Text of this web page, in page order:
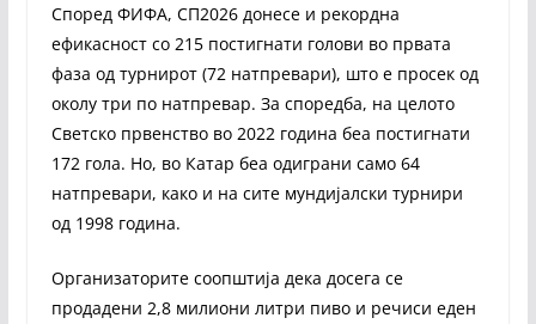
Според ФИФА, СП2026 донесе и рекордна
ефикасност со 215 постигнати голови во првата
фаза од турнирот (72 натпревари), што е просек од
околу три по натпревар. За споредба, на целото
Светско првенство во 2022 година беа постигнати
172 гола. Но, во Катар беа одиграни само 64
натпревари, како и на сите мундијалски турнири
од 1998 година.
Организаторите соопштија дека досега се
продадени 2,8 милиони литри пиво и речиси еден